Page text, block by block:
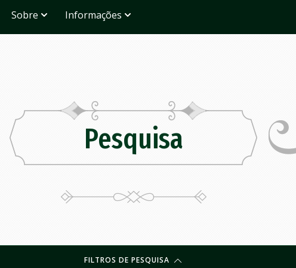
Sobre Informações
Pesquisa
FILTROS DE PESQUISA